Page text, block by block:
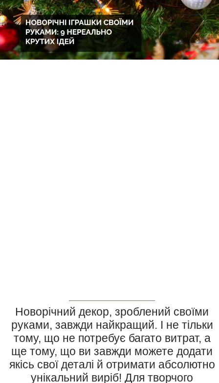
Новорічний декор, зроблений своїми
руками, завжди найкращий. І не тільки
тому, що не потребує багато витрат, а
ще тому, що ви завжди можете додати
якісь свої деталі й отримати абсолютно
унікальний виріб! Для творчого